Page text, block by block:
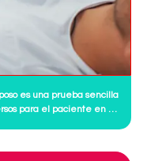
es una prueba sencilla
para el paciente en la